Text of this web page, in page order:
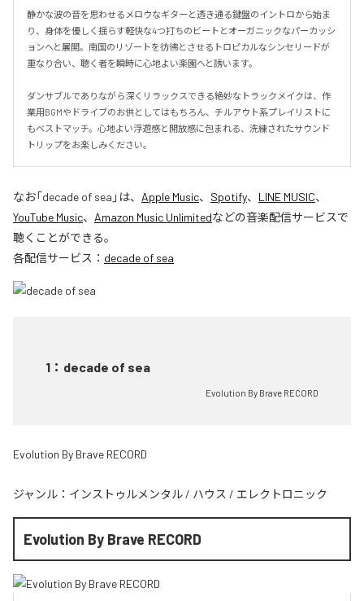
静かな波の音を思わせるメロウなギターと透き通る鍵盤のイントロから始ま
り、身体を優しく揺らす軽快な4つ打ちのビートとオーガニックなパーカッシ
ョンへと展開。南国のリゾートを彷彿とさせるトロピカルなシンセリードが
重なり合い、聴く者を瞬時に心地よい楽園へと誘います。
ダンサブルでありながら深くリラックスできる絶妙なトラックメイクは、作
業用BGMやドライブのお供としてはもちろん、チルアウト系プレイリストに
もベストマッチ。心地よい浮遊感と開放感に包まれる、洗練されたサウンド
トリップをお楽しみください。
なお「decade of sea 」は、 Apple Music、 Spotify、 LINE MUSIC、
YouTube Music、 Amazon Music Unlimitedなどの音楽配信サービスで
聴くことができる。
各配信サービス： decade of sea
1 ： decade of sea
Evolution By Brave RECORD
Evolution By Brave RECORD
ジャンル： インストゥルメンタル / ハウス / エレクトロニック
Evolution By Brave RECORD